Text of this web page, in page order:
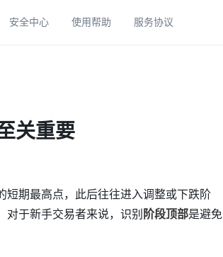
安全中心 使用帮助 服务协议
关重要
期最高点，此后往往进入调整或下跌阶
于新手交易者来说，识别 阶段顶部是避免